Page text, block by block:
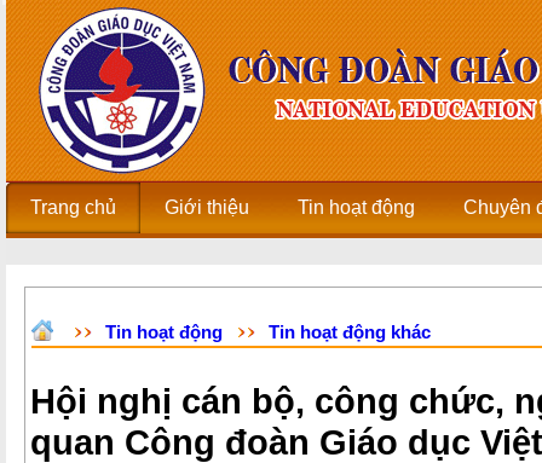
Trang chủ Giới thiệu Tin hoạt động Chuyên
Tin hoạt động Tin hoạt động khác
Hội nghị cán bộ, công chức,
quan Công đoàn Giáo dục